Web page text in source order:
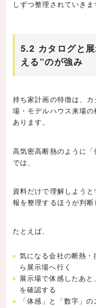
しずつ整理されていきま
5.2 カタログと
える”のが強み
持ち家計画の特徴は、
場・モデルハウス来場
あります。
高気密高断熱のように
では、
資料だけで理解しよう
報を整理するほうが判断
たとえば、
気になる会社の断熱
ら展示場へ行く
展示場で体感したあ
を確認する
「体感」と「数字」